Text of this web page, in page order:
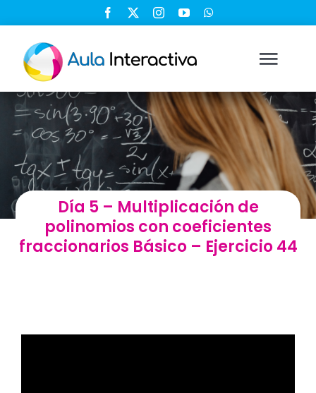
contenido
Ingresar
Registrarse
Nosotros
Soluciones
Día 5 – Multiplicación de
polinomios con coeficientes
fraccionarios Básico – Ejercicio 44